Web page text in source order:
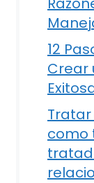
12
Crear
como